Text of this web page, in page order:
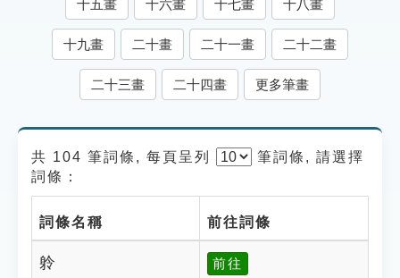
遊戲專區
貓頭鷹博士
十五畫 十六畫 十七畫 十八畫
十九畫 二十畫 二十一畫 二十二畫
二十三畫 二十四畫 更多筆畫
共 104 筆詞條, 每頁呈列 筆詞條, 請選擇
詞條：
詞條名稱 前往詞條
䠲 前往